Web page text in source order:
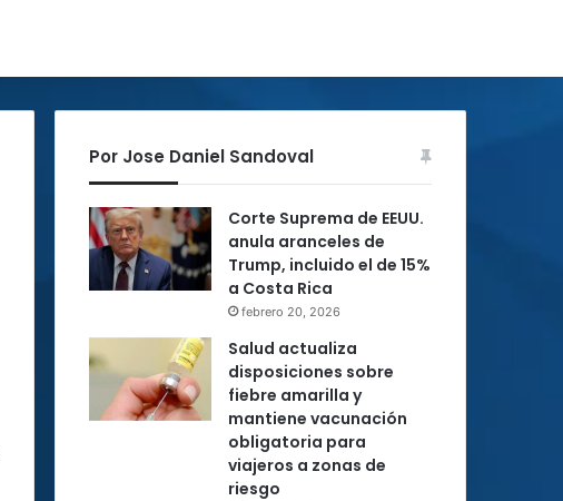
Por Jose Daniel Sandoval
Corte Suprema de EEUU.
anula aranceles de
Trump, incluido el de 15%
a Costa Rica
febrero 20, 2026
Salud actualiza
disposiciones sobre
fiebre amarilla y
mantiene vacunación
obligatoria para
viajeros a zonas de
riesgo